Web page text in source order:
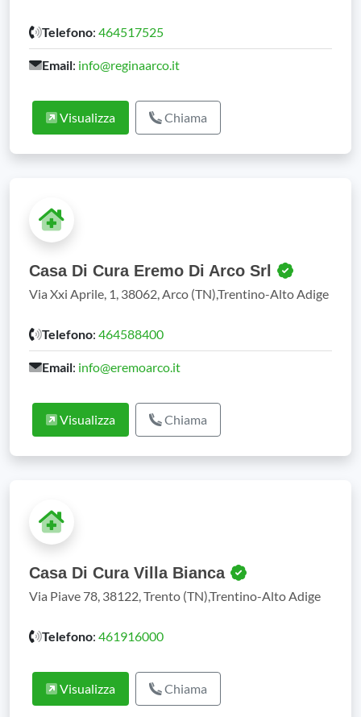
Telefono: 464517525
Email: info@reginaarco.it
Visualizza Chiama
Casa Di Cura Eremo Di Arco Srl
Via Xxi Aprile, 1, 38062, Arco (TN),Trentino-Alto Adige
Telefono: 464588400
Email: info@eremoarco.it
Visualizza Chiama
Casa Di Cura Villa Bianca
Via Piave 78, 38122, Trento (TN),Trentino-Alto Adige
Telefono: 461916000
Visualizza Chiama